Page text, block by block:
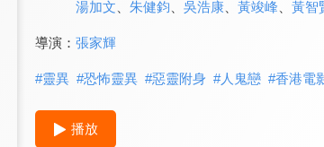
湯加文
朱健鈞 吳浩康、 黃竣峰 黃智
導演： 張家輝
#靈異 #恐怖靈異 #惡靈附身 #人鬼戀 #香港電
播放